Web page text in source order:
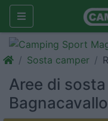
Sosta camper
Aree di